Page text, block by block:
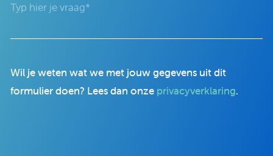
Wil je weten wat we met jouw gegevens uit dit
formulier doen? Lees dan onze privacyverklaring.